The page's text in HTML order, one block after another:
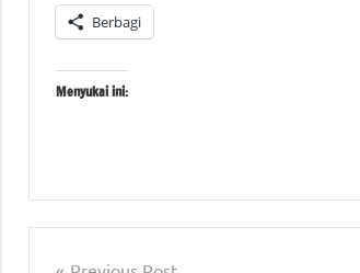
Berbagi
Menyukai ini: